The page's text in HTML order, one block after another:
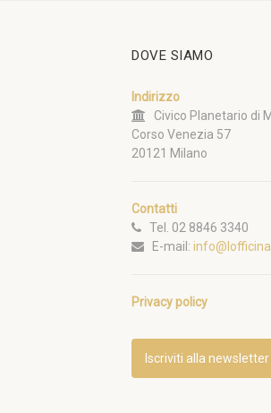
DOVE SIAMO
Indirizzo
Civico Planetario di
Corso Venezia 57
20121 Milano
Contatti
Tel. 02 8846 3340
E-mail:
Privacy policy
Iscriviti alla newsletter